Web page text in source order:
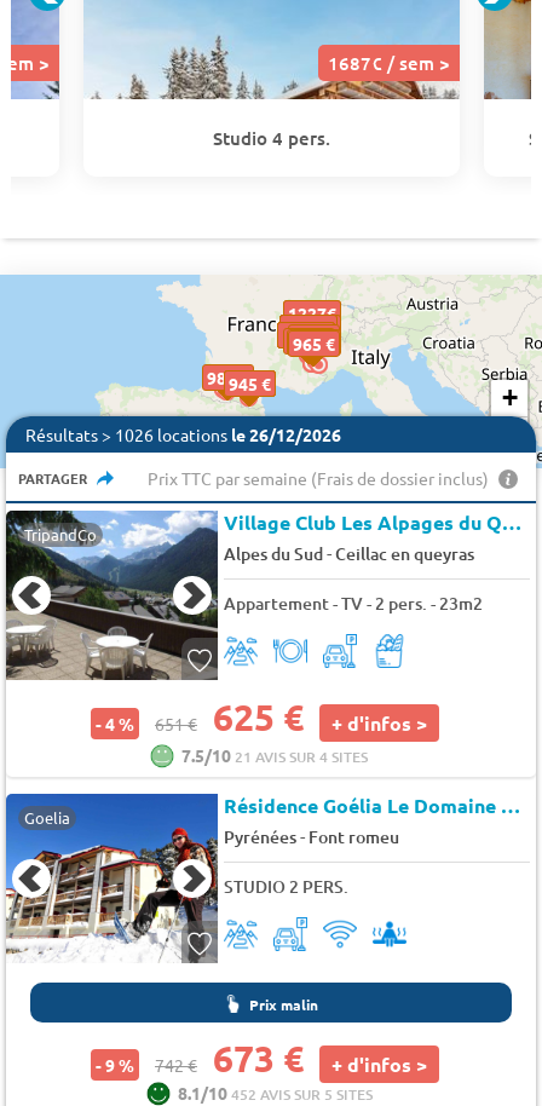
> 1687€ / sem >
Studio 4 pers.
625 €
673 €
714 €
811 €
824 €
849 €
945 €
965 €
967 €
984 €
995 €
1321€
1687€
1442€
1236€
1227€
1537€
625€
967€
1391€
1381€
1321€
1687€
1442€
1236€
1227€
1537€
625€
967€
1391€
1381€
1321€
+
Résultats > 1026 locations le 26/12/2026
PARTAGER Prix TTC par semaine (Frais de dossier inclus)
TripandCo Village Club Les Alpages du Queyras
Alpes du Sud-Ceillac en queyras
Appartement - TV - 2 pers. - 23m2
- 4 % 651 € 625 € + d'infos >
7.5/10 21 AVIS SUR 4 SITES
Goelia Résidence Goélia Le Domaine de Castella
Pyrénées- Font romeu
STUDIO 2 PERS.
Prix malin
- 9 % 742 € 673 € + d'infos >
8.1/10452 AVIS SUR 5 SITES